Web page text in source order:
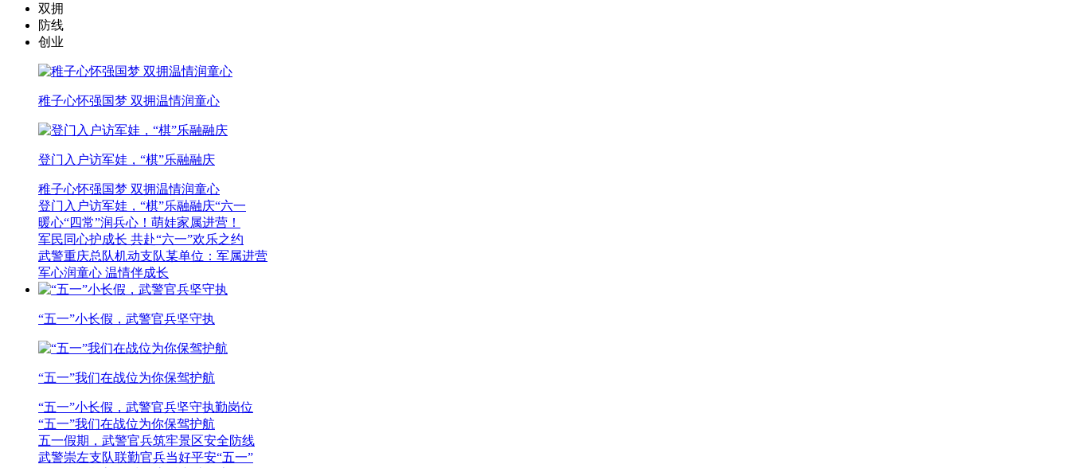
双拥
防线
创业
稚子心怀强国梦 双拥温情润童心
登门入户访军娃，“棋”乐融融庆
稚子心怀强国梦 双拥温情润童心
登门入户访军娃，“棋”乐融融庆“六一
暖心“四常”润兵心！萌娃家属进营！
军民同心护成长 共赴“六一”欢乐之约
武警重庆总队机动支队某单位：军属进营
军心润童心 温情伴成长
“五一”小长假，武警官兵坚守执
“五一”我们在战位为你保驾护航
“五一”小长假，武警官兵坚守执勤岗位
“五一”我们在战位为你保驾护航
五一假期，武警官兵筑牢景区安全防线
武警崇左支队联勤官兵当好平安“五一”